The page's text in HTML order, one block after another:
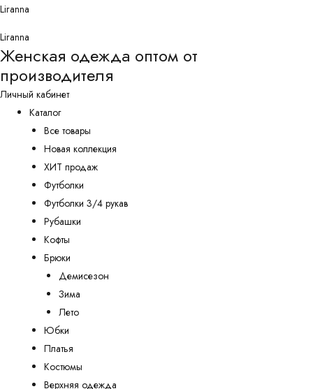
Перейти
содержимому
Liranna
Liranna
Женская одежда оптом от
производителя
Личный кабинет
Каталог
Все товары
Новая коллекция
ХИТ продаж
Футболки
Футболки 3/4 рукав
Рубашки
Кофты
Брюки
Демисезон
Зима
Лето
Юбки
Платья
Костюмы
Верхняя одежда